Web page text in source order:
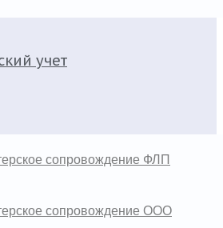
учет
сопровождение ФЛП
сопровождение ООО